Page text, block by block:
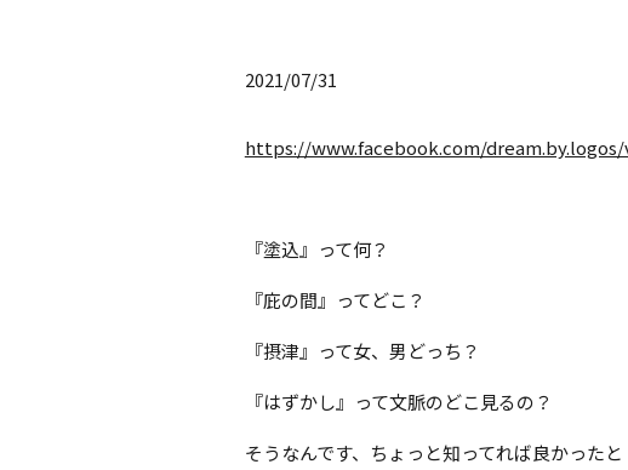
2021/07/31
https://www.facebook.com/dream.by.logos/
『塗込』って何？
『庇の間』ってどこ？
『摂津』って女、男どっち？
『はずかし』って文脈のどこ見るの？
そうなんです、ちょっと知ってれば良かったと